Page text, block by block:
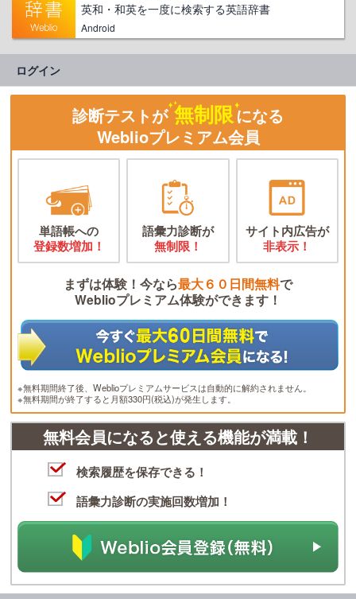
英和・和英を一度に検索する英語辞書
Android
ログイン
診断テストが 無制限になる
Weblioプレミアム会員
単語帳への
登録数増加！
語彙力診断が
無制限！
サイト内広告が
非表示！
まずは体験！今なら最大６０日間無料で
Weblioプレミアム体験ができます！
※無料期間終了後、Weblioプレミアムサービスは自動的に解約されません。
※無料期間が終了すると月額330円(税込)が発生します。
無料会員になると使える機能が満載！
検索履歴を保存できる！
語彙力診断の実施回数増加！